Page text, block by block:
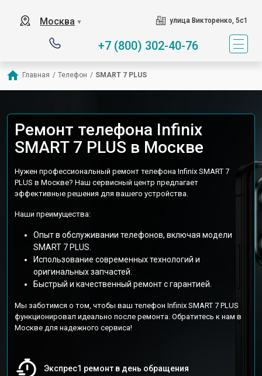
Москва ▼ улица Викторенко, 5с1
+7 (800) 302-40-76
Главная / Телефон / SMART 7 PLUS
Ремонт телефона Infinix
SMART 7 PLUS в Москве
Нужен профессиональный ремонт телефона Infinix SMART 7
PLUS в Москве? Наш сервисный центр предлагает
эффективные решения для вашего устройства.
Наши преимущества:
Опыт в обслуживании телефонов, включая модели
SMART 7 PLUS.
Использование современных технологий и
оригинальных запчастей.
Быстрый и качественный ремонт с гарантией.
Мы заботимся о том, чтобы ваш телефон Infinix SMART 7 PLUS
функционировал идеально после ремонта. Обратитесь к нам в
Москве для надежного сервиса!
Экспрес1 ремонт в день обращения